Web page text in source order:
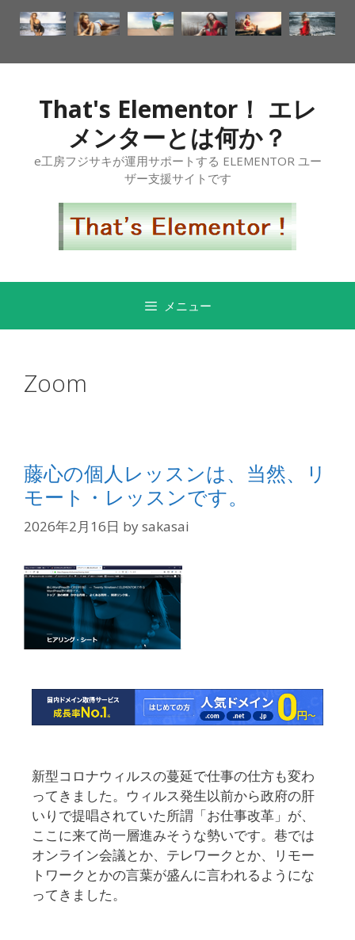
That's Elementor！ エレ
メンターとは何か？
e工房フジサキが運用サポートする ELEMENTOR ユー
ザー支援サイトです
メニュー
Zoom
藤心の個人レッスンは、当然、リ
モート・レッスンです。
2026年2月16日 bysakasai
新型コロナウィルスの蔓延で仕事の仕方も変わ
ってきました。ウィルス発生以前から政府の肝
いりで提唱されていた所謂「お仕事改革」が、
ここに来て尚一層進みそうな勢いです。巷では
オンライン会議とか、テレワークとか、リモー
トワークとかの言葉が盛んに言われるようにな
ってきました。